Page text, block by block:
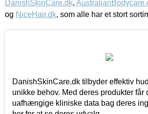
DanishSkinCare.dk,
og NiceHair.dk, som alle har et stort
DanishSkinCare.dk tilbyder effektiv
unikke behov. Med deres produkter får
uafhængige kliniske data bag deres